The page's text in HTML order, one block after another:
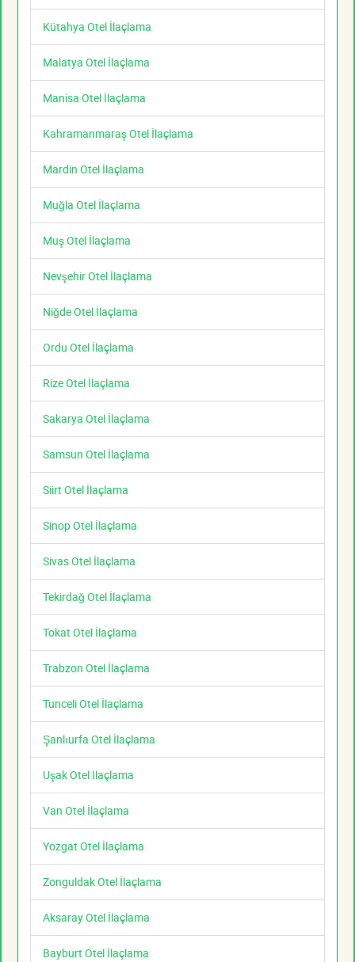
Kütahya Otel İlaçlama
Malatya Otel İlaçlama
Manisa Otel İlaçlama
Kahramanmaraş Otel İlaçlama
Mardin Otel İlaçlama
Muğla Otel İlaçlama
Muş Otel İlaçlama
Nevşehir Otel İlaçlama
Niğde Otel İlaçlama
Ordu Otel İlaçlama
Rize Otel İlaçlama
Sakarya Otel İlaçlama
Samsun Otel İlaçlama
Siirt Otel İlaçlama
Sinop Otel İlaçlama
Sivas Otel İlaçlama
Tekirdağ Otel İlaçlama
Tokat Otel İlaçlama
Trabzon Otel İlaçlama
Tunceli Otel İlaçlama
Şanlıurfa Otel İlaçlama
Uşak Otel İlaçlama
Van Otel İlaçlama
Yozgat Otel İlaçlama
Zonguldak Otel İlaçlama
Aksaray Otel İlaçlama
Bayburt Otel İlaçlama